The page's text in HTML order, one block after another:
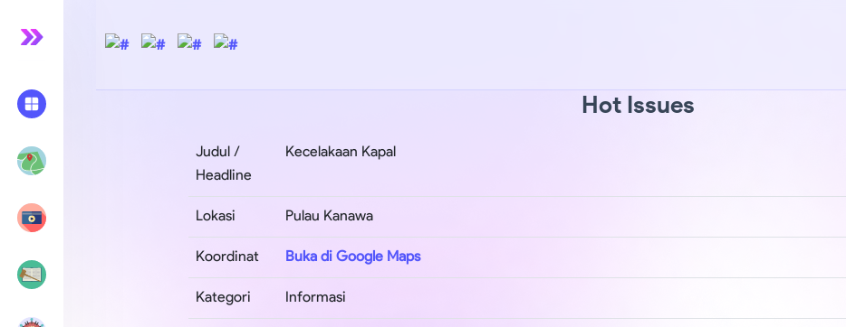
Hot Issues
Judul /
Headline
Kecelakaan Kapal
Lokasi Pulau Kanawa
Koordinat Buka di Google Maps
Kategori Informasi